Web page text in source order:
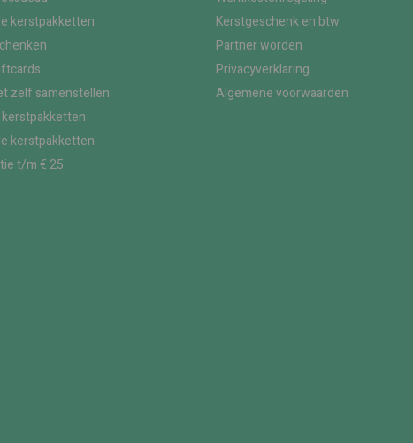
kerstpakketten
zelf samenstellen
kerstpakketten
t/m € 25
Kerstgeschenk en btw
Partner worden
Privacyverklaring
Algemene voorwaarden